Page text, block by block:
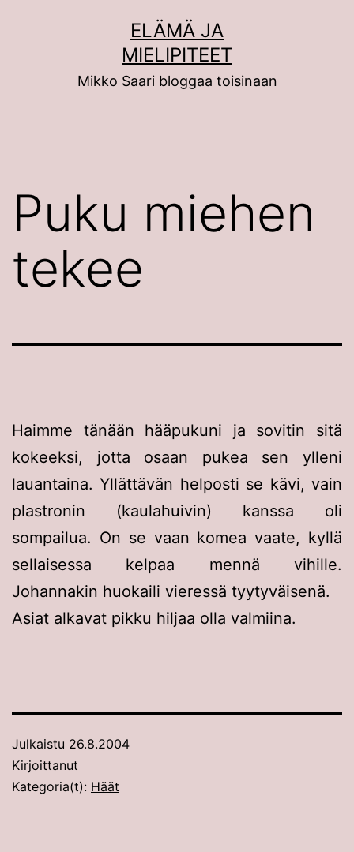
ELÄMÄ JA
MIELIPITEET
Mikko Saari bloggaa toisinaan
Puku miehen
tekee
Haimme tänään hääpukuni ja sovitin sitä
kokeeksi, jotta osaan pukea sen ylleni
lauantaina. Yllättävän helposti se kävi, vain
plastronin (kaulahuivin) kanssa oli
sompailua. On se vaan komea vaate, kyllä
sellaisessa kelpaa mennä vihille.
Johannakin huokaili vieressä tyytyväisenä.
Asiat alkavat pikku hiljaa olla valmiina.
Julkaistu 26.8.2004
Kirjoittanut
Kategoria(t): Häät